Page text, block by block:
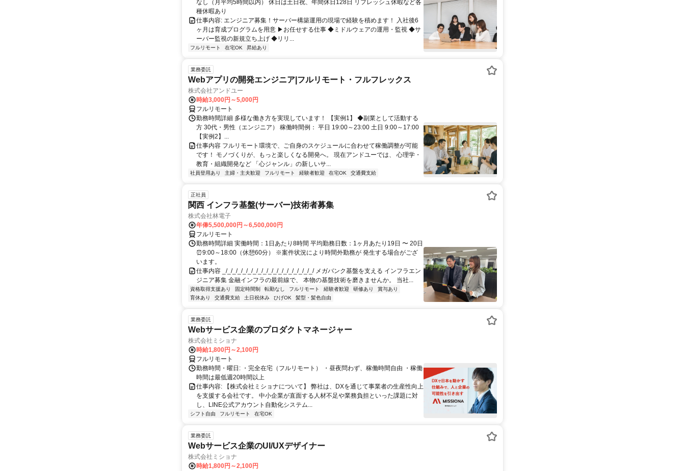
なし（月平均5時間以内） 休日は土日祝、年間休日128日 リフレッシュ休暇など各
種休暇あり
仕事内容: エンジニア募集！サーバー構築運用の現場で経験を積めます！ 入社後6
ヶ月は育成プログラムを用意 ▶お任せする仕事 ◆ミドルウェアの運用・監視 ◆サ
ーバー監視の新規立ち上げ ◆リリ...
フルリモート 在宅OK 昇給あり
業務委託
Webアプリの開発エンジニア|フルリモート・フルフレックス
株式会社アンドユー
時給3,000円～5,000円
フルリモート
勤務時間詳細 多様な働き方を実現しています！ 【実例1】 ◆副業として活動する
方 30代・男性（エンジニア） 稼働時間例： 平日 19:00～23:00 土日 9:00～17:00
【実例2】...
仕事内容 フルリモート環境で、ご自身のスケジュールに合わせて稼働調整が可能
です！ モノづくりが、もっと楽しくなる開発へ。 現在アンドユーでは、 心理学・
教育・組織開発など 「心ジャンル」の新しいサ...
社員登用あり 主婦・主夫歓迎 フルリモート 経験者歓迎 在宅OK 交通費支給
正社員
関西 インフラ基盤(サーバー)技術者募集
株式会社林電子
年俸5,500,000円～6,500,000円
フルリモート
勤務時間詳細 実働時間：1日あたり8時間 平均勤務日数：1ヶ月あたり19日 〜 20日
⏰9:00～18:00（休憩60分） ※案件状況により時間外勤務が 発生する場合がござ
います。
仕事内容 _/_/_/_/_/_/_/_/_/_/_/_/_/_/_/_/_/_/ メガバンク基盤を支える インフラエン
ジニア募集 金融インフラの最前線で、 本物の基盤技術を磨きませんか。 当社...
資格取得支援あり 固定時間制 転勤なし フルリモート 経験者歓迎 研修あり
賞与あり
育休あり
交通費支給 土日祝休み ひげOK 髪型・髪色自由
業務委託
Webサービス企業のプロダクトマネージャー
株式会社ミショナ
時給1,800円～2,100円
フルリモート
勤務時間・曜日: ・完全在宅（フルリモート） ・昼夜問わず、稼働時間自由 ・稼働
時間は最低週20時間以上
仕事内容: 【株式会社ミショナについて】 弊社は、DXを通じて事業者の生産性向上
を支援する会社です。 中小企業が直面する人材不足や業務負担といった課題に対
し、LINE公式アカウント自動化システム...
シフト自由 フルリモート 在宅OK
業務委託
Webサービス企業のUI/UXデザイナー
株式会社ミショナ
時給1,800円～2,100円